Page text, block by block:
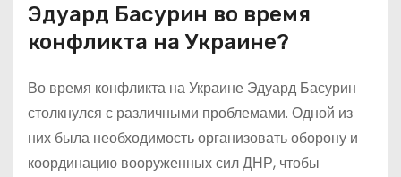
Эдуард Басурин во время
конфликта на Украине?
Во время конфликта на Украине Эдуард Басурин
столкнулся с различными проблемами. Одной из
них была необходимость организовать оборону и
координацию вооруженных сил ДНР, чтобы